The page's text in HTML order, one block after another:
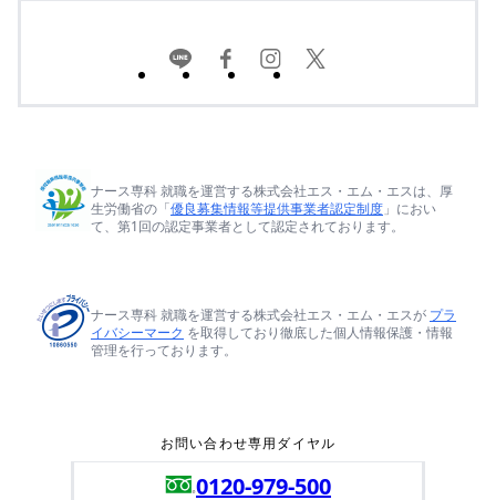
ナース専科 就職を運営する株式会社エス・エム・エスは、厚
生労働省の「優良募集情報等提供事業者認定制度 」におい
て、第1回の認定事業者として認定されております。
ナース専科 就職を運営する株式会社エス・エム・エスが プラ
イバシーマーク を取得しており徹底した個人情報保護・情報
管理を行っております。
お問い合わせ専用ダイヤル
0120-979-500